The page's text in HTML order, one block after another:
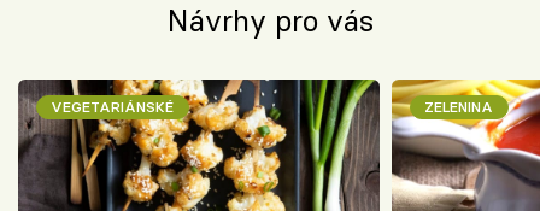
Návrhy pro vás
VEGETARIÁNSKÉ ZELENINA